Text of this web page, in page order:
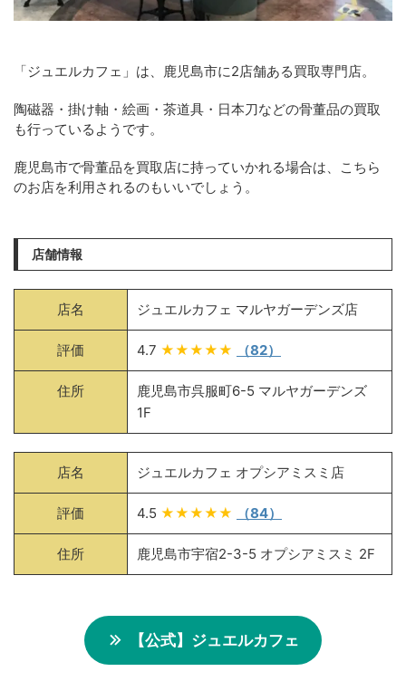
「ジュエルカフェ」は、鹿児島市に2店舗ある買取専門店。
陶磁器・掛け軸・絵画・茶道具・日本刀などの骨董品の買取
も行っているようです。
鹿児島市で骨董品を買取店に持っていかれる場合は、こちら
のお店を利用されるのもいいでしょう。
店舗情報
店名 ジュエルカフェ マルヤガーデンズ店
評価 4.7 ★★★★★ （82）
住所
鹿児島市呉服町6-5 マルヤガーデンズ
1F
店名 ジュエルカフェ オプシアミスミ店
評価 4.5 ★★★★★ （84）
住所 鹿児島市宇宿2-3-5 オプシアミスミ 2F
【公式】ジュエルカフェ